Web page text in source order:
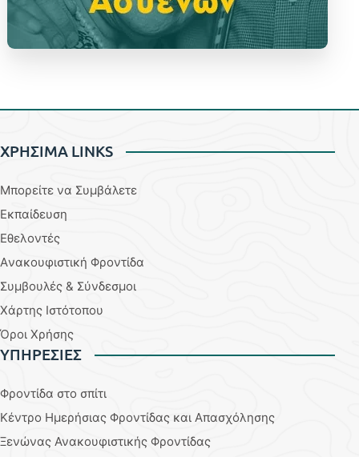
ΧΡΗΣΙΜΑ LINKS
Μπορείτε να Συμβάλετε
Εκπαίδευση
Εθελοντές
Aνακουφιστική Φροντίδα
Συμβουλές & Σύνδεσμοι
Χάρτης Ιστότοπου
Όροι Χρήσης
YΠΗΡΕΣΙΕΣ
Φροντίδα στο σπίτι
Κέντρο Ημερήσιας Φροντίδας και Απασχόλησης
Ξενώνας Ανακουφιστικής Φροντίδας